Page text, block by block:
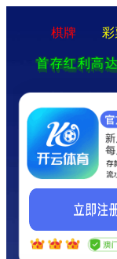
棋牌 彩
首存红利高